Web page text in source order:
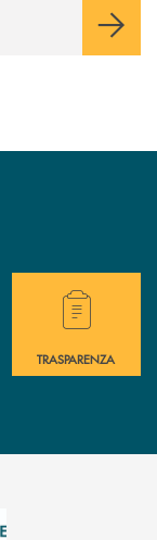
Hai bisogno di
TRASPARENZA